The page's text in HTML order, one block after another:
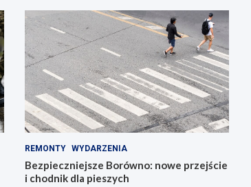
REMONTY WYDARZENIA
Bezpieczniejsze Borówno: nowe przejście
i chodnik dla pieszych